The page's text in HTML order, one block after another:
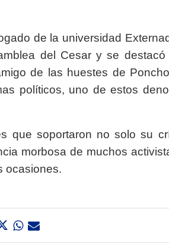
de la universidad
del Cesar y se destacó
de las huestes de
políticos, uno de estos
que soportaron no solo su
morbosa de muchos
ocasiones.